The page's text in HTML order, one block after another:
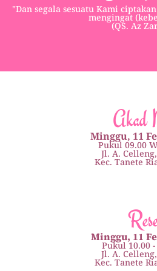
"Dan segala sesuatu Kami
mengingat
(QS. Az
Akad
Minggu, 11
Pukul 09.00
Jl. A.
Kec. Tanete
Minggu, 11
Pukul 10.00
Jl. A.
Kec. Tanete